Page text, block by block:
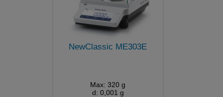
NewClassic ME303E
Max: 320 g
d: 0,001 g